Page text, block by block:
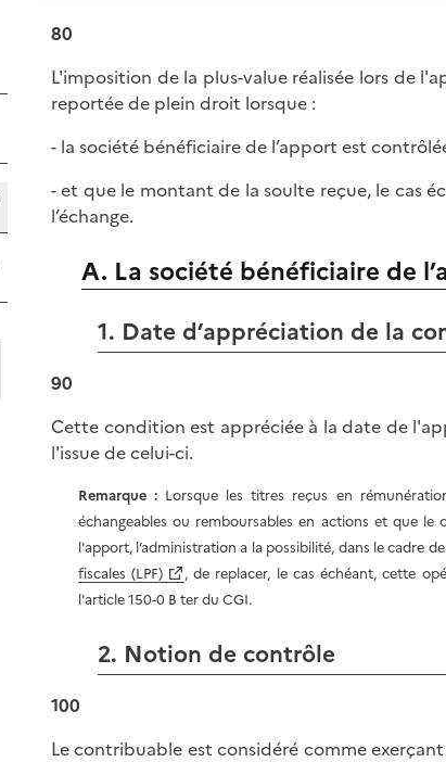
80
L'imposition de la plus-value réalisée lors de
reportée de plein droit lorsque :
- la société bénéficiaire de l’apport est
- et que le montant de la soulte reçue, le cas
l’échange.
A. La société bénéficiaire de
1. Date d’appréciation de la
90
Cette condition est appréciée à la date de
l'issue de celui-ci.
Remarque : Lorsque les titres reçus en
échangeables ou remboursables en actions et que
l'apport, l’administration a la possibilité, dans le cadre
fiscales (LPF)
, de replacer, le cas échéant, cette
l'article 150-0 B ter du CGI.
2. Notion de contrôle
100
Le contribuable est considéré comme